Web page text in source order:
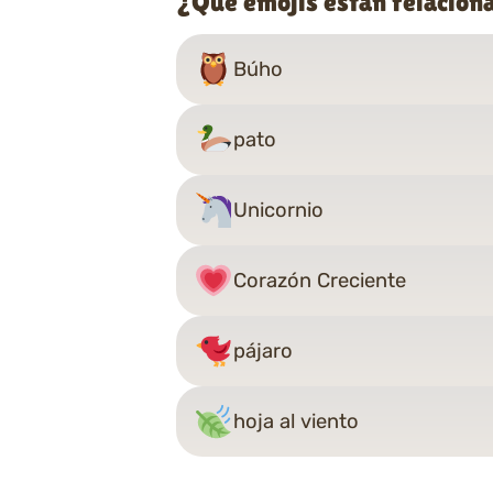
Búho
pato
Unicornio
Corazón Creciente
pájaro
hoja al viento